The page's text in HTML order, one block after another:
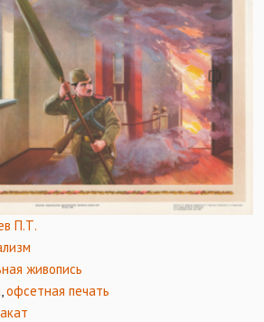
П.Т.
живопись
,офсетная печать